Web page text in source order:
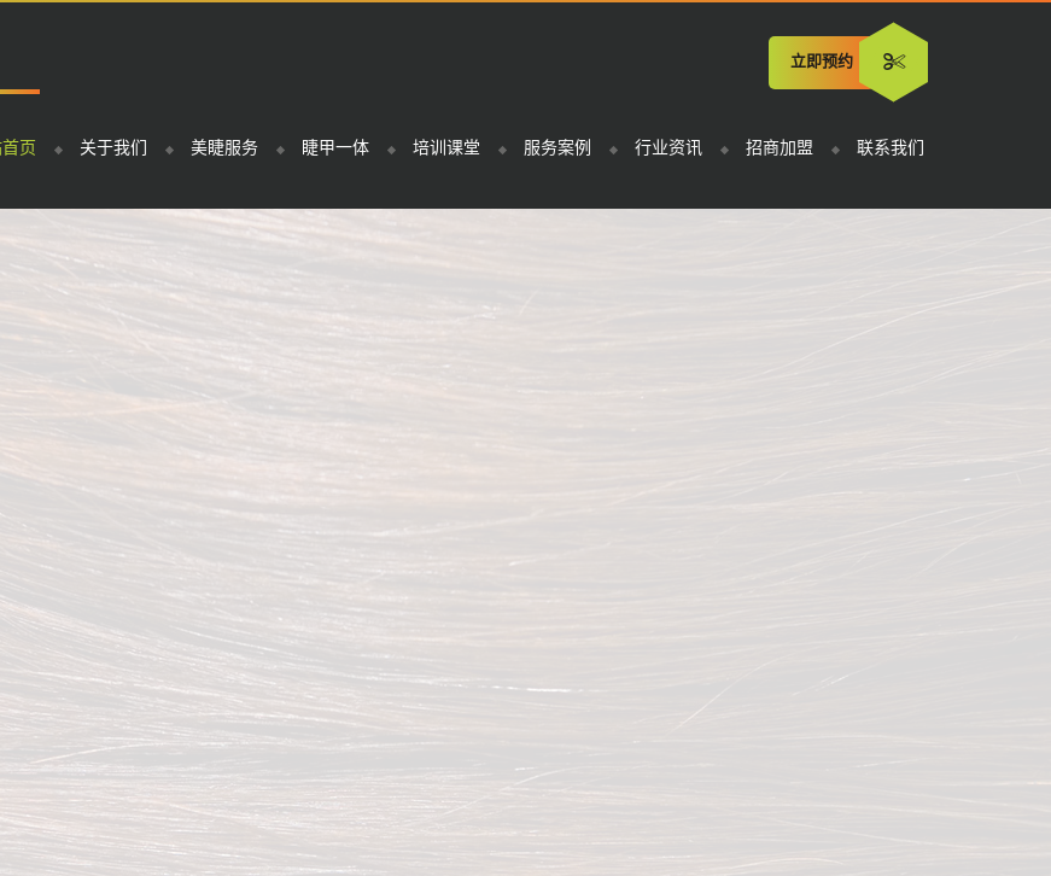
立即预约
页 关于我们 美睫服务 睫甲一体 培训课堂 服务案例 行业资讯 招商加盟 联系我们
你的眼部风格
W型，多种工艺满足不同眼型需
周